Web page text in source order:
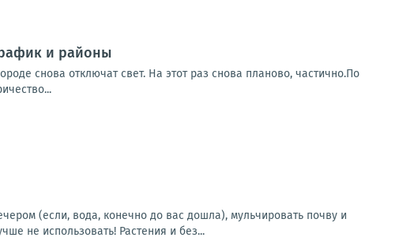
и районы
снова отключат свет. На этот раз снова планово, частично.По
(если, вода, конечно до вас дошла), мульчировать почву и
не использовать! Растения и без...